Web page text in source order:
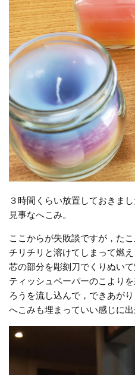
３時間くらい放置しておきまし
見事なへこみ。
ここからが失敗談ですが，た
チリチリと溶けてしまって燃え
芯の部分を彫刻刀でくりぬい
ティッシュペーパーのこより
ろうを流し込んで，できあがり
へこみも埋まっていい感じに出